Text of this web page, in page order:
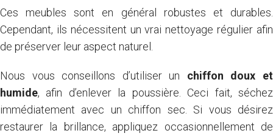
Ces meubles sont en général robustes et durables.
Cependant, ils nécessitent un vrai nettoyage régulier afin
de préserver leur aspect naturel.
Nous vous conseillons d’utiliser un chiffon doux et
humide, afin d’enlever la poussière. Ceci fait, séchez
immédiatement avec un chiffon sec. Si vous désirez
restaurer la brillance, appliquez occasionnellement de